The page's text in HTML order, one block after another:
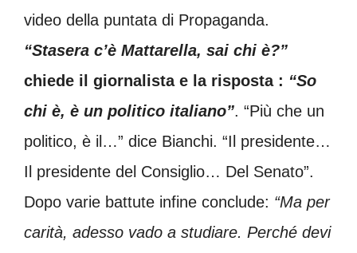
video della puntata di Propaganda.
“Stasera c’è Mattarella, sai chi è?”
chiede il giornalista e la risposta : “So
chi è, è un politico italiano”. “Più che un
politico, è il…” dice Bianchi. “Il presidente…
Il presidente del Consiglio… Del Senato”.
Dopo varie battute infine conclude: “Ma per
carità, adesso vado a studiare. Perché devi